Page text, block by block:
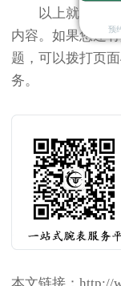
以上就是
广
内容。如果您还
题，可以拨打页
务。
预